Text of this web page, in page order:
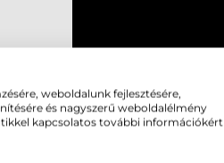
weboldalunk fejlesztésére,
és nagyszerű weboldalélmény
kapcsolatos további információkért